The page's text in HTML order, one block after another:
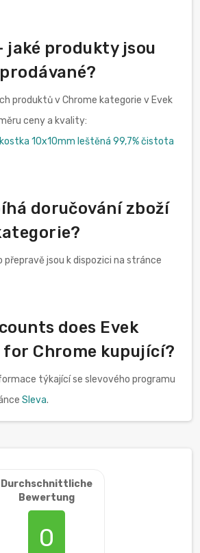
jaké produkty jsou
produktů v Chrome kategorie v Evek
ceny a kvality:
10x10mm leštěná 99,7% čistota
doručování zboží
přepravě jsou k dispozici na stránce
does Evek
Chrome kupující?
týkající se slevového programu
Sleva.
Durchschnittliche
Bewertung
0